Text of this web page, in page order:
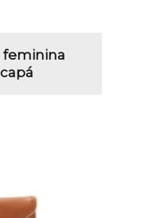
feminina